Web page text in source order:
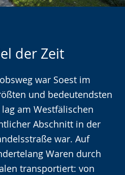
der Zeit
war Soest im
und bedeutendsten
am Westfälischen
Abschnitt in der
war. Auf
Waren durch
transportiert: von